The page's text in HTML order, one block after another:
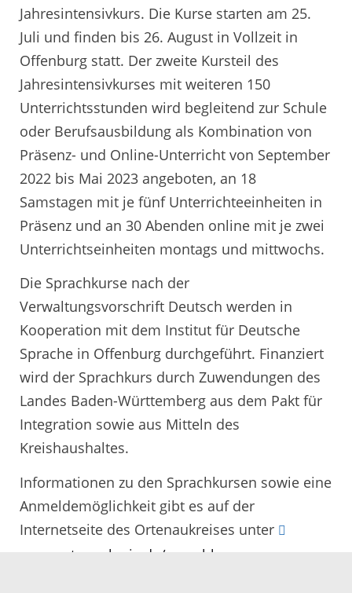
Jahresintensivkurs. Die Kurse starten am 25.
Juli und finden bis 26. August in Vollzeit in
Offenburg statt. Der zweite Kursteil des
Jahresintensivkurses mit weiteren 150
Unterrichtsstunden wird begleitend zur Schule
oder Berufsausbildung als Kombination von
Präsenz- und Online-Unterricht von September
2022 bis Mai 2023 angeboten, an 18
Samstagen mit je fünf Unterrichteeinheiten in
Präsenz und an 30 Abenden online mit je zwei
Unterrichtseinheiten montags und mittwochs.
Die Sprachkurse nach der
Verwaltungsvorschrift Deutsch werden in
Kooperation mit dem Institut für Deutsche
Sprache in Offenburg durchgeführt. Finanziert
wird der Sprachkurs durch Zuwendungen des
Landes Baden-Württemberg aus dem Pakt für
Integration sowie aus Mitteln des
Kreishaushaltes.
Informationen zu den Sprachkursen sowie eine
Anmeldemöglichkeit gibt es auf der
Internetseite des Ortenaukreises unter
www.ortenaukreis.de/sprachkurse